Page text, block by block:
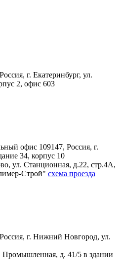
г. Екатеринбург, ул.
2, офис 603
офис 109147, Россия, г.
34, корпус 10
ул. Станционная, д.22, стр.4А,
Строй" схема проезда
г. Нижний Новгород, ул.
Промышленная, д. 41/5 в здании